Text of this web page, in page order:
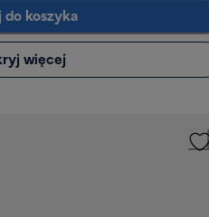
do koszyka
więcej